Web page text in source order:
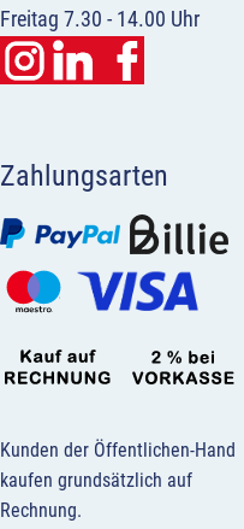
Freitag 7.30 - 14.00 Uhr
Zahlungsarten
Kunden der Öffentlichen-Hand
kaufen grundsätzlich auf
Rechnung.